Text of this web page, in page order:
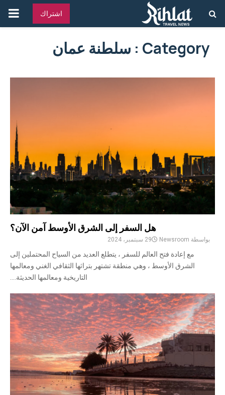
اشتراك
Category : سلطنة عمان
هل السفر إلى الشرق الأوسط آمن الآن؟
بواسطة Newsroom 29 سبتمبر، 2024
مع إعادة فتح العالم للسفر ، يتطلع العديد من السياح المحتملين إلى
الشرق الأوسط ، وهي منطقة تشتهر بتراثها الثقافي الغني ومعالمها
التاريخية ومعالمها الحديثة....